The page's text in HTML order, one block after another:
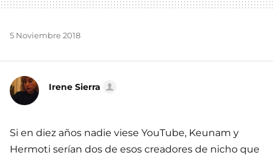
5 Noviembre 2018
Irene Sierra
Si en diez años nadie viese YouTube, Keunam y
Hermoti serían dos de esos creadores de nicho que